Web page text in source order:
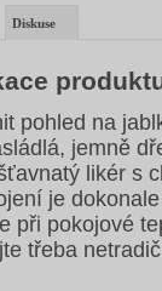
Diskuse
pohled na
jemně
likér s
je
při pokojové
třeba